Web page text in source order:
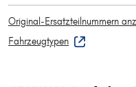
Original-Ersatzteilnummern
Fahrzeugtypen